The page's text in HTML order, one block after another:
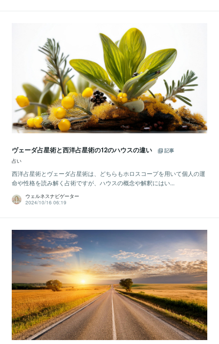
ヴェーダ占星術と西洋占星術の12のハウスの違い
記事
占い
西洋占星術とヴェーダ占星術は、どちらもホロスコープを用いて個人の運
命や性格を読み解く占術ですが、ハウスの概念や解釈にはい...
ウェルネスナビゲーター
2024/10/16 06:19